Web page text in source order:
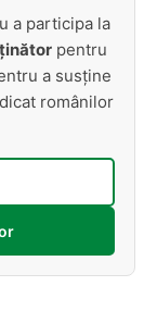
a participa la
pentru
a susține
românilor